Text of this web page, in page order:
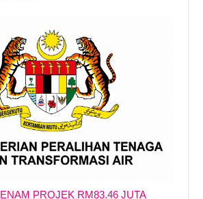
PROJEK RM83.46 JUTA